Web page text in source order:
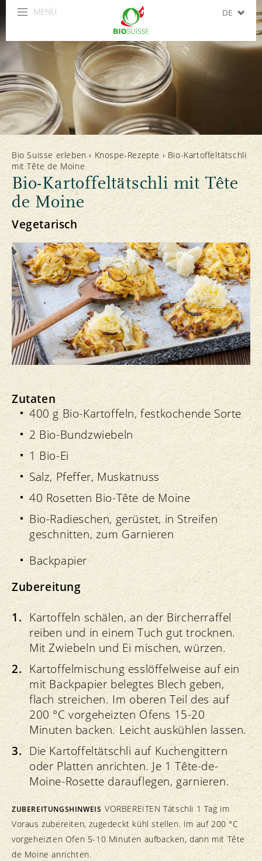
MENÜ DE
ES
Bio Suisse erleben› Knospe-Rezepte› Bio-Kartoffeltätschli
mit Tête de Moine
Bio-Kartoffeltätschli mit Tête
de Moine
Vegetarisch
Zutaten
400 g Bio-Kartoffeln, festkochende Sorte
2 Bio-Bundzwiebeln
1 Bio-Ei
Salz, Pfeffer, Muskatnuss
40 Rosetten Bio-Tête de Moine
Bio-Radieschen, gerüstet, in Streifen
geschnitten, zum Garnieren
Backpapier
Zubereitung
Kartoffeln schälen, an der Bircherraffel
reiben und in einem Tuch gut trocknen.
Mit Zwiebeln und Ei mischen, würzen.
Kartoffelmischung esslöffelweise auf ein
mit Backpapier belegtes Blech geben,
flach streichen. Im oberen Teil des auf
200 °C vorgeheizten Ofens 15-20
Minuten backen. Leicht auskühlen lassen.
Die Kartoffeltätschli auf Kuchengittern
oder Platten anrichten. Je 1 Tête-de-
Moine-Rosette darauflegen, garnieren.
ZUBEREITUNGSHINWEIS VORBEREITEN Tätschli 1 Tag im
Voraus zubereiten, zugedeckt kühl stellen. Im auf 200 °C
vorgeheizten Ofen 5-10 Minuten aufbacken, dann mit Tête
de Moine anrichten.